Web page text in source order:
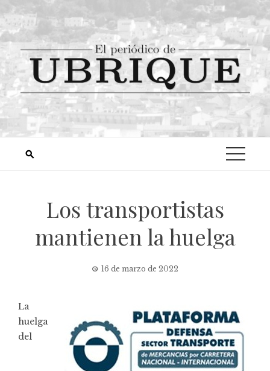
Los transportistas
mantienen la huelga
16 de marzo de 2022
La
huelga
del